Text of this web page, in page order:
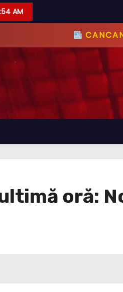
AM
oră: